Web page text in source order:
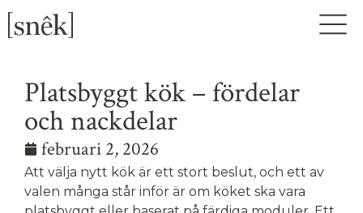
Platsbyggt kök – fördelar
och nackdelar
februari 2, 2026
Att välja nytt kök är ett stort beslut, och ett av
valen många står inför är om köket ska vara